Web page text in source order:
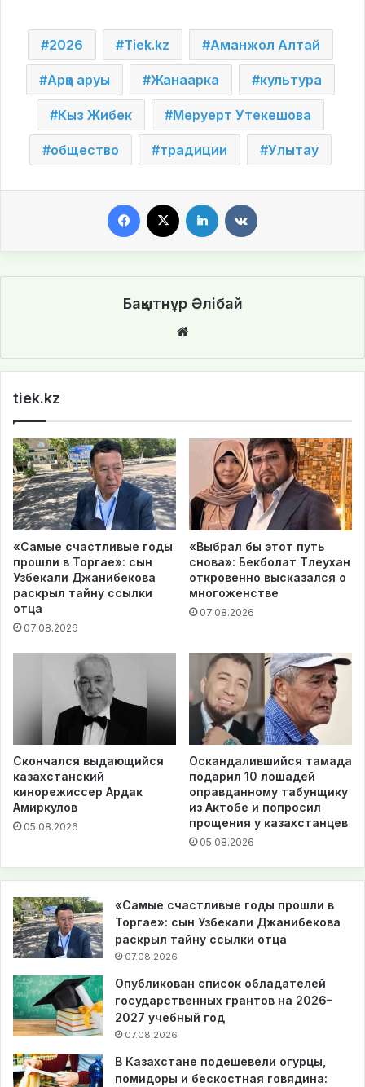
2026 Tiek.kz Аманжол Алтай
Арқа аруы Жанаарка культура
Кыз Жибек Меруерт Утекешова
общество традиции Улытау
Бақытнұр Әлібай
te
tiek.kz
«Самые счастливые годы
прошли в Торгае»: сын
Узбекали Джанибекова
раскрыл тайну ссылки
отца
07.08.2026
«Выбрал бы этот путь
снова»: Бекболат Тлеухан
откровенно высказался о
многоженстве
07.08.2026
Скончался выдающийся
казахстанский
кинорежиссер Ардак
Амиркулов
05.08.2026
Оскандалившийся тамада
подарил 10 лошадей
оправданному табунщику
из Актобе и попросил
прощения у казахстанцев
05.08.2026
«Самые счастливые годы прошли в
Торгае»: сын Узбекали Джанибекова
раскрыл тайну ссылки отца
07.08.2026
Опубликован список обладателей
государственных грантов на 2026–
2027 учебный год
07.08.2026
В Казахстане подешевели огурцы,
помидоры и бескостная говядина: